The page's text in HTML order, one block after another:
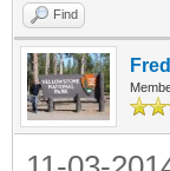
Find
Fred